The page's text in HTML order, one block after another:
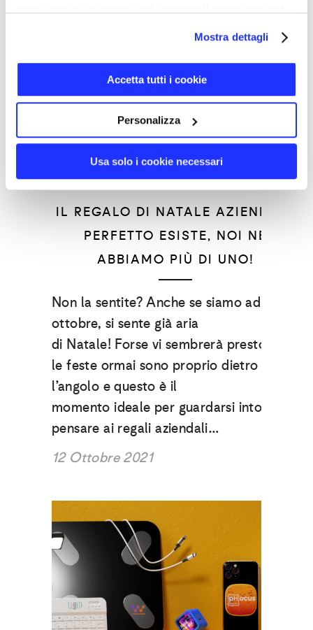
Mostra dettagli
Accetta tutti i cookie
Personalizza
Usa solo i cookie necessari
IL REGALO DI NATALE AZIENDALE
PERFETTO ESISTE, NOI NE
ABBIAMO PIÙ DI UNO!
Non la sentite? Anche se siamo ad
ottobre, si sente già aria
di Natale! Forse vi sembrerà presto ma
le feste ormai sono proprio dietro
l’angolo e questo è il
momento ideale per guardarsi intorno e
pensare ai regali aziendali…
12 Ottobre 2021